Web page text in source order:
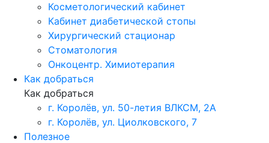
Косметологический кабинет
Кабинет диабетической стопы
Хирургический стационар
Стоматология
Онкоцентр. Химиотерапия
Как добраться
Как добраться
г. Королёв, ул. 50-летия ВЛКСМ, 2А
г. Королёв, ул. Циолковского, 7
Полезное